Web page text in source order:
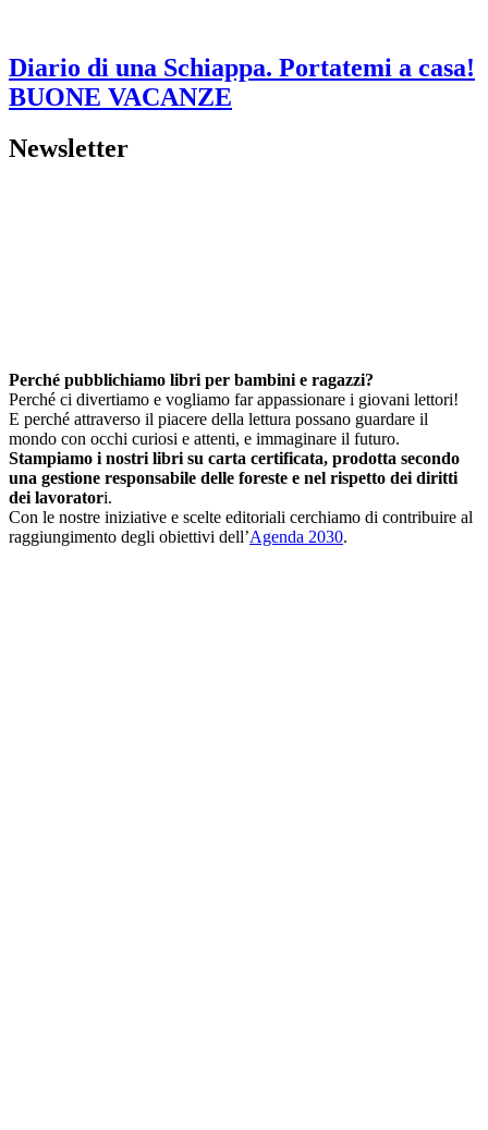
Diario di una Schiappa. Portatemi a casa!
BUONE VACANZE
Newsletter
Perché pubblichiamo libri per bambini e ragazzi?
Perché ci divertiamo e vogliamo far appassionare i giovani lettori!
E perché attraverso il piacere della lettura possano guardare il
mondo con occhi curiosi e attenti, e immaginare il futuro.
Stampiamo i nostri libri su carta certificata, prodotta secondo
una gestione responsabile delle foreste e nel rispetto dei diritti
dei lavoratori.
Con le nostre iniziative e scelte editoriali cerchiamo di contribuire al
raggiungimento degli obiettivi dell’Agenda 2030.